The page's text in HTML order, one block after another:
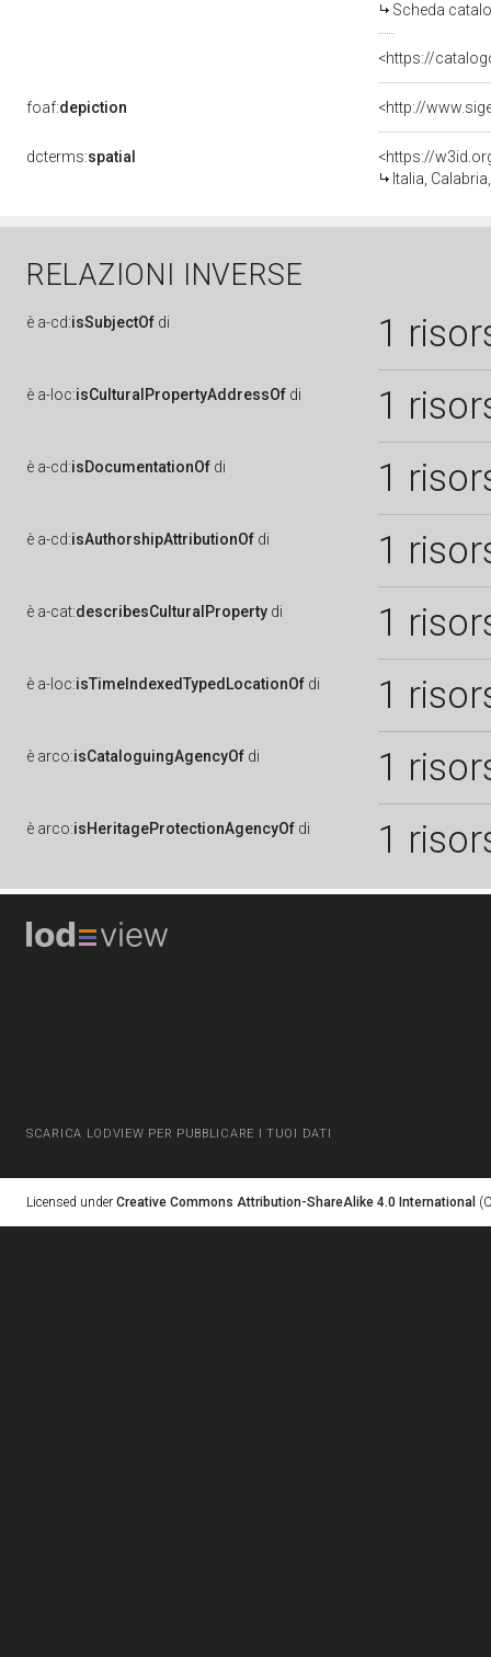
Scheda
<https://
foaf:depiction
dcterms:spatial
<https://
Italia,
RELAZIONI INVERSE
è a-cd:isSubjectOf di 1
è a-loc:isCulturalPropertyAddressOf di 1
è a-cd:isDocumentationOf di 1
è a-cd:isAuthorshipAttributionOf di 1
è a-cat:describesCulturalProperty di 1
è a-loc:isTimeIndexedTypedLocationOf di 1
è arco:isCataloguingAgencyOf di 1
è arco:isHeritageProtectionAgencyOf di 1
SCARICA LODVIEW PER PUBBLICARE I TUOI DATI
Licensed under Creative Commons Attribution-ShareAlike 4.0 International